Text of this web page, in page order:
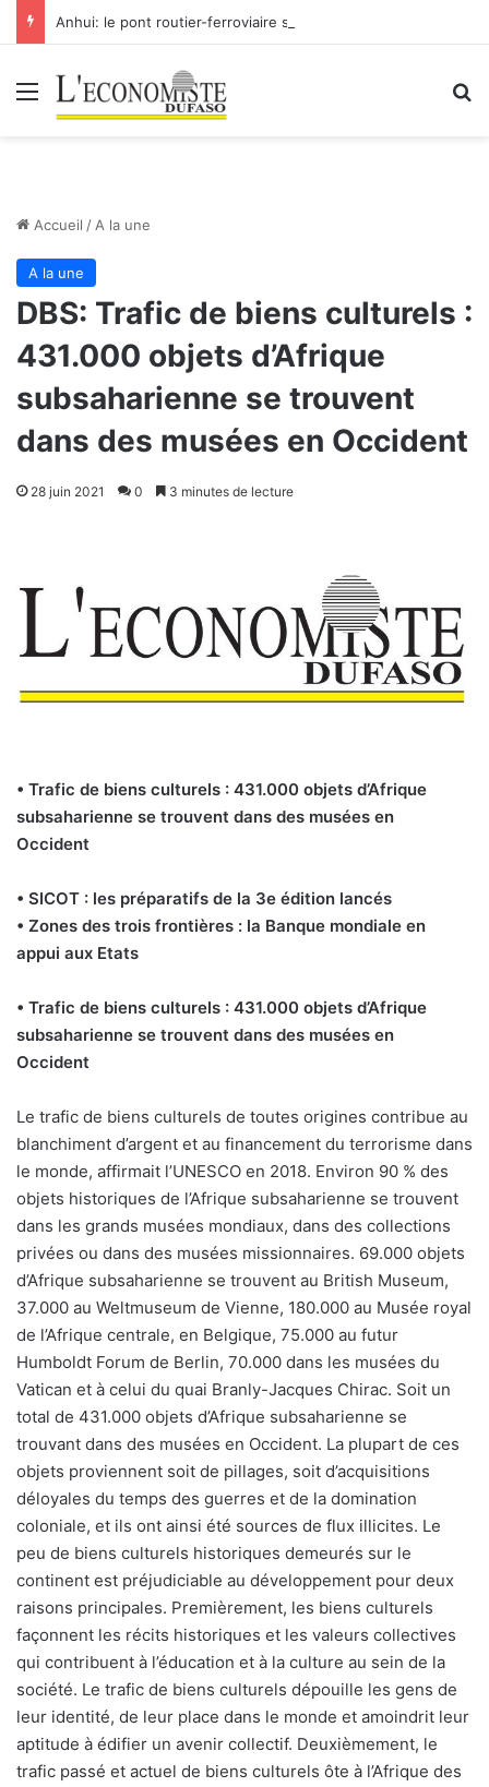
Menu
Accueil / A la une
A la une
DBS: Trafic de biens culturels :
431.000 objets d’Afrique
subsaharienne se trouvent
dans des musées en Occident
28 juin 2021 0 3 minutes de lecture
• Trafic de biens culturels : 431.000 objets d’Afrique
subsaharienne se trouvent dans des musées en
Occident
• SICOT : les préparatifs de la 3e édition lancés
• Zones des trois frontières : la Banque mondiale en
appui aux Etats
• Trafic de biens culturels : 431.000 objets d’Afrique
subsaharienne se trouvent dans des musées en
Occident
Le trafic de biens culturels de toutes origines contribue au
blanchiment d’argent et au financement du terrorisme dans
le monde, affirmait l’UNESCO en 2018. Environ 90 % des
objets historiques de l’Afrique subsaharienne se trouvent
dans les grands musées mondiaux, dans des collections
privées ou dans des musées missionnaires. 69.000 objets
d’Afrique subsaharienne se trouvent au British Museum,
37.000 au Weltmuseum de Vienne, 180.000 au Musée royal
de l’Afrique centrale, en Belgique, 75.000 au futur
Humboldt Forum de Berlin, 70.000 dans les musées du
Vatican et à celui du quai Branly-Jacques Chirac. Soit un
total de 431.000 objets d’Afrique subsaharienne se
trouvant dans des musées en Occident. La plupart de ces
objets proviennent soit de pillages, soit d’acquisitions
déloyales du temps des guerres et de la domination
coloniale, et ils ont ainsi été sources de flux illicites. Le
peu de biens culturels historiques demeurés sur le
continent est préjudiciable au développement pour deux
raisons principales. Premièrement, les biens culturels
façonnent les récits historiques et les valeurs collectives
qui contribuent à l’éducation et à la culture au sein de la
société. Le trafic de biens culturels dépouille les gens de
leur identité, de leur place dans le monde et amoindrit leur
aptitude à édifier un avenir collectif. Deuxièmement, le
trafic passé et actuel de biens culturels ôte à l’Afrique des